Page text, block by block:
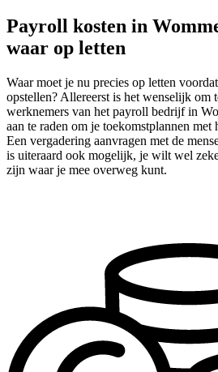
Payroll kosten in
waar op letten
Waar moet je nu precies op letten
opstellen? Allereerst is het wenselijk om
werknemers van het payroll bedrijf in
aan te raden om je toekomstplannen
Een vergadering aanvragen met de
is uiteraard ook mogelijk, je wilt wel
zijn waar je mee overweg kunt.